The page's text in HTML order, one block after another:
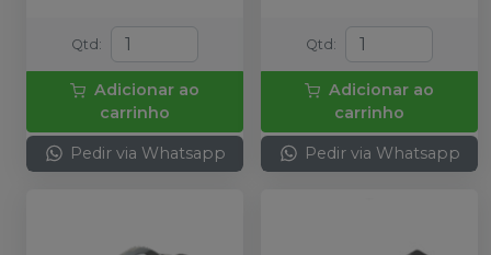
Qtd :
Adicionar ao
carrinho
Pedir via Whatsapp
Qtd :
Adicionar ao
carrinho
Pedir via Whatsapp